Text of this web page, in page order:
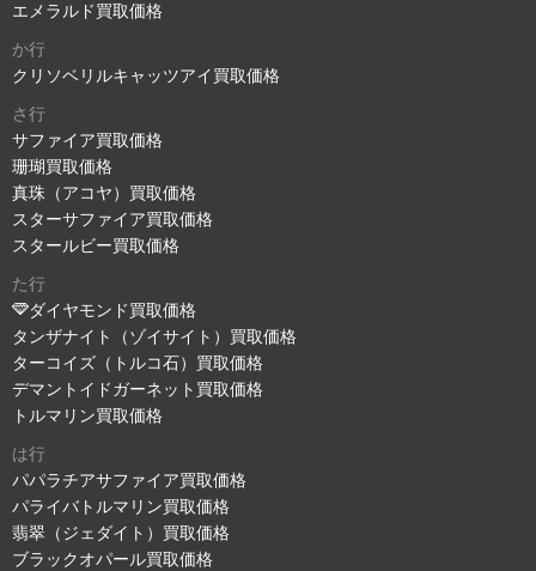
エメラルド買取価格
か行
クリソベリルキャッツアイ買取価格
さ行
サファイア買取価格
珊瑚買取価格
真珠（アコヤ）買取価格
スターサファイア買取価格
スタールビー買取価格
た行
ダイヤモンド買取価格
タンザナイト（ゾイサイト）買取価格
ターコイズ（トルコ石）買取価格
デマントイドガーネット買取価格
トルマリン買取価格
は行
パパラチアサファイア買取価格
パライバトルマリン買取価格
翡翠（ジェダイト）買取価格
ブラックオパール買取価格